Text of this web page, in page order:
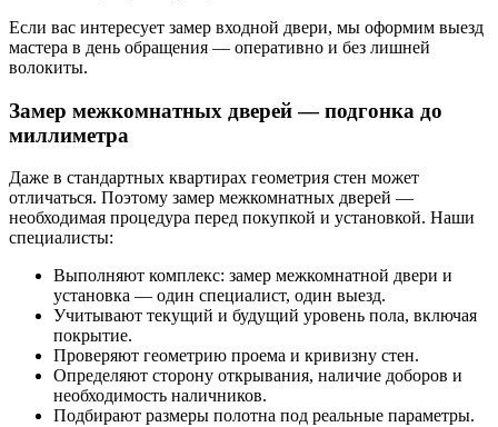
Если вас интересует замер входной двери, мы оформим выезд
мастера в день обращения — оперативно и без лишней
волокиты.
Замер межкомнатных дверей — подгонка до
миллиметра
Даже в стандартных квартирах геометрия стен может
отличаться. Поэтому замер межкомнатных дверей —
необходимая процедура перед покупкой и установкой. Наши
специалисты:
Выполняют комплекс: замер межкомнатной двери и
установка — один специалист, один выезд.
Учитывают текущий и будущий уровень пола, включая
покрытие.
Проверяют геометрию проема и кривизну стен.
Определяют сторону открывания, наличие доборов и
необходимость наличников.
Подбирают размеры полотна под реальные параметры.